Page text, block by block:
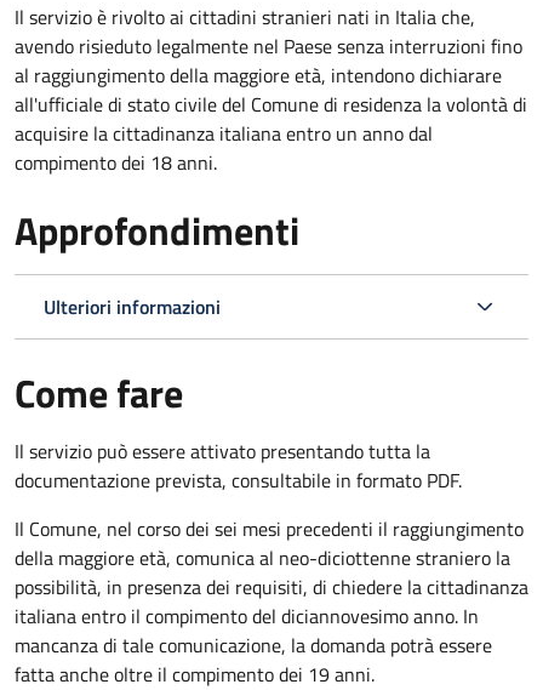
Il servizio è rivolto ai cittadini stranieri nati in Italia che,
avendo risieduto legalmente nel Paese senza interruzioni fino
al raggiungimento della maggiore età, intendono dichiarare
all'ufficiale di stato civile del Comune di residenza la volontà di
acquisire la cittadinanza italiana entro un anno dal
compimento dei 18 anni.
Approfondimenti
Ulteriori informazioni
Come fare
Il servizio può essere attivato presentando tutta la
documentazione prevista, consultabile in formato PDF.
Il Comune, nel corso dei sei mesi precedenti il raggiungimento
della maggiore età, comunica al neo-diciottenne straniero la
possibilità, in presenza dei requisiti, di chiedere la cittadinanza
italiana entro il compimento del diciannovesimo anno. In
mancanza di tale comunicazione, la domanda potrà essere
fatta anche oltre il compimento dei 19 anni.